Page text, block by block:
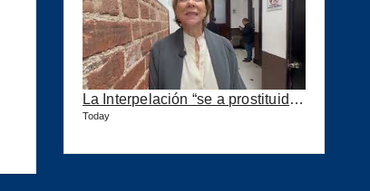
La Interpelación “se a prostituido” en el Congreso expresa diputada Marroquín
Today